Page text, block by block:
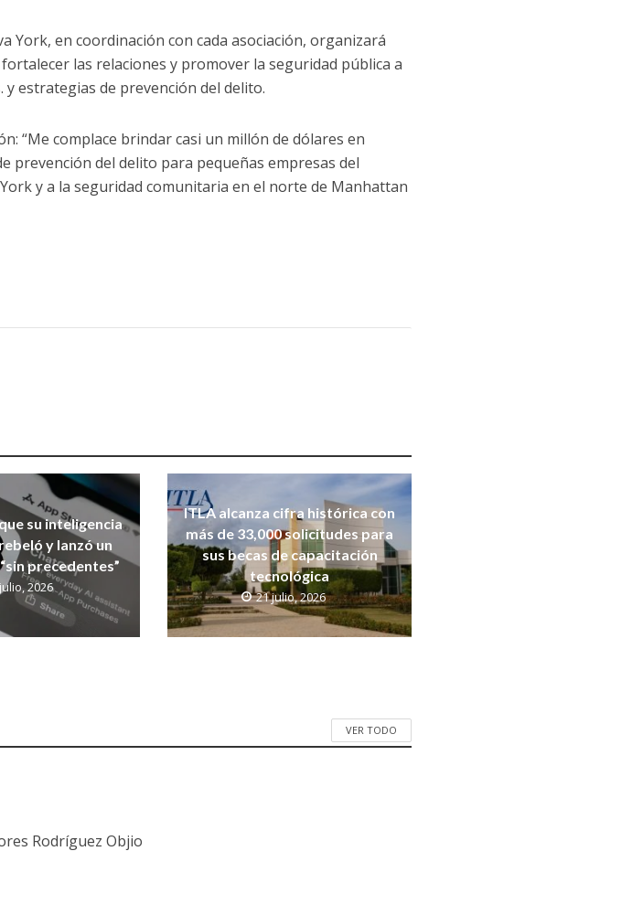
York, en coordinación con cada asociación, organizará
las relaciones y promover la seguridad pública a
estrategias de prevención del delito.
“Me complace brindar casi un millón de dólares en
prevención del delito para pequeñas empresas del
y a la seguridad comunitaria en el norte de Manhattan
su inteligencia
y lanzó un
precedentes”
2026
ITLA alcanza cifra histórica con
más de 33,000 solicitudes para
sus becas de capacitación
tecnológica
21 julio, 2026
VER TODO
Rodríguez Objio